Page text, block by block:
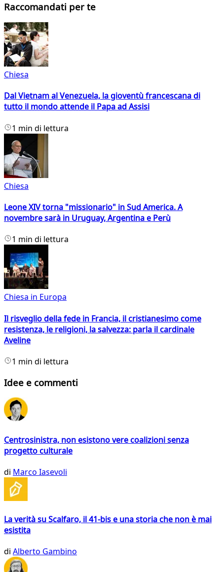
Raccomandati per te
Chiesa
Dal Vietnam al Venezuela, la gioventù francescana di
tutto il mondo attende il Papa ad Assisi
1 min di lettura
Chiesa
Leone XIV torna "missionario" in Sud America. A
novembre sarà in Uruguay, Argentina e Perù
1 min di lettura
Chiesa in Europa
Il risveglio della fede in Francia, il cristianesimo come
resistenza, le religioni, la salvezza: parla il cardinale
Aveline
1 min di lettura
Idee e commenti
Centrosinistra, non esistono vere coalizioni senza
progetto culturale
di Marco Iasevoli
La verità su Scalfaro, il 41-bis e una storia che non è mai
esistita
di Alberto Gambino